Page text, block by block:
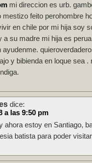
mi direccion es urb.
feito perohombre
en chile por mi hija soy
a su madre mi hija es
ayudenme.
y bibienda en loque sea
dice:
a las 9:50 pm
ahora estoy en Santiago,
batista para poder